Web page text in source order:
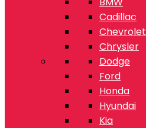
Cadillac
Chevrolet
Chrysler
Dodge
Ford
Honda
Hyundai
Kia